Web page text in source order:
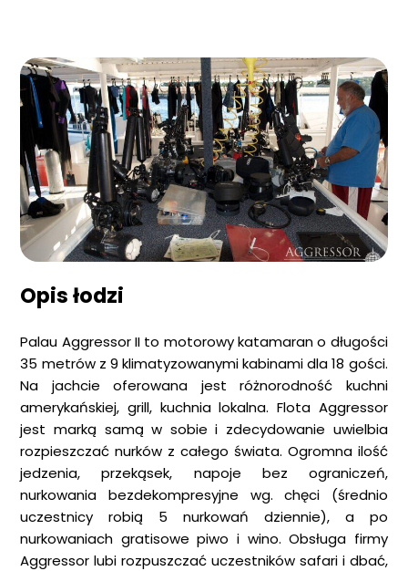
Opis łodzi
Palau Aggressor II to motorowy katamaran o długości
35 metrów z 9 klimatyzowanymi kabinami dla 18 gości.
Na jachcie oferowana jest różnorodność kuchni
amerykańskiej, grill, kuchnia lokalna. Flota Aggressor
jest marką samą w sobie i zdecydowanie uwielbia
rozpieszczać nurków z całego świata. Ogromna ilość
jedzenia, przekąsek, napoje bez ograniczeń,
nurkowania bezdekompresyjne wg. chęci (średnio
uczestnicy robią 5 nurkowań dziennie), a po
nurkowaniach gratisowe piwo i wino. Obsługa firmy
Aggressor lubi rozpuszczać uczestników safari i dbać,